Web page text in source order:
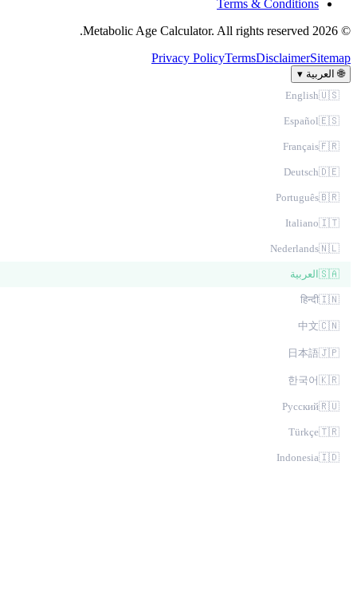
Terms & Conditions
Privacy PolicyTermsDisclaimer
العربية ▾
🇺🇸
English
🇪🇸
Español
🇫🇷
Français
🇩🇪
Deutsch
🇧🇷
Português
🇮🇹
Italiano
🇳🇱
Nederlands
🇸🇦العربية
🇮🇳
हिन्दी
🇨🇳
中文
🇯🇵
日本語
🇰🇷
한국어
🇷🇺
Русский
🇹🇷
Türkçe
🇮🇩
Indonesia